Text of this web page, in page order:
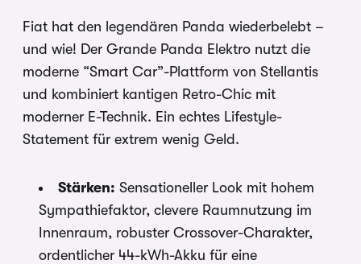
Fiat hat den legendären Panda wiederbelebt –
und wie! Der Grande Panda Elektro nutzt die
moderne “Smart Car”-Plattform von Stellantis
und kombiniert kantigen Retro-Chic mit
moderner E-Technik. Ein echtes Lifestyle-
Statement für extrem wenig Geld.
Stärken: Sensationeller Look mit hohem
Sympathiefaktor, clevere Raumnutzung im
Innenraum, robuster Crossover-Charakter,
ordentlicher 44-kWh-Akku für eine